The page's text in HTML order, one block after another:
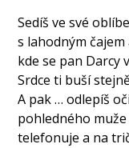
Sedíš ve své
s lahodným
kde se pan Darcy
Srdce ti buší
A pak … odlepíš
pohledného
telefonuje a na